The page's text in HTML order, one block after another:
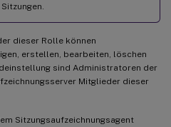
dieser Rolle können
erstellen, bearbeiten, löschen
sind Administratoren der
Mitglieder dieser
Sitzungsaufzeichnungsagent